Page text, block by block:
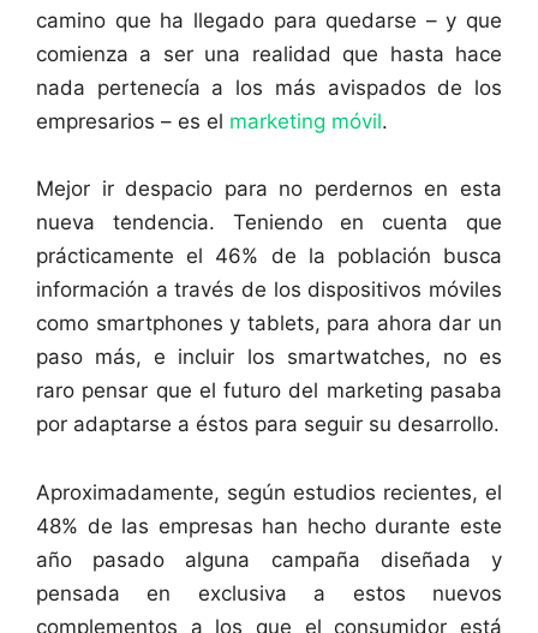
camino que ha llegado para quedarse – y que
comienza a ser una realidad que hasta hace
nada pertenecía a los más avispados de los
empresarios – es el marketing móvil.
Mejor ir despacio para no perdernos en esta
nueva tendencia. Teniendo en cuenta que
prácticamente el 46% de la población busca
información a través de los dispositivos móviles
como smartphones y tablets, para ahora dar un
paso más, e incluir los smartwatches, no es
raro pensar que el futuro del marketing pasaba
por adaptarse a éstos para seguir su desarrollo.
Aproximadamente, según estudios recientes, el
48% de las empresas han hecho durante este
año pasado alguna campaña diseñada y
pensada en exclusiva a estos nuevos
complementos a los que el consumidor está